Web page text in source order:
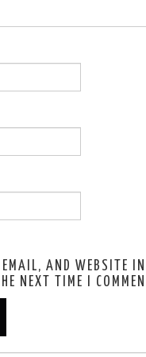
EMAIL, AND WEBSITE
NEXT TIME I